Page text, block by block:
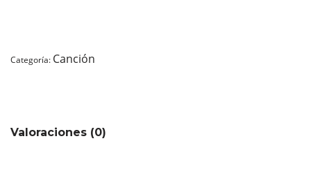
Categoría: Canción
Valoraciones (0)